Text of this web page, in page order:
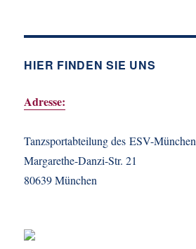
HIER FINDEN SIE UNS
Adresse:
Tanzsportabteilung des ESV-München
Margarethe-Danzi-Str. 21
80639 München